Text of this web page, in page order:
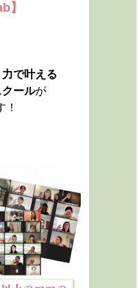
】
で叶える
ールが